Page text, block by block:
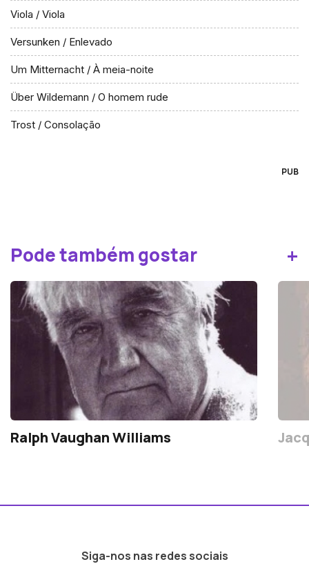
Viola / Viola
Versunken / Enlevado
Um Mitternacht / À meia-noite
Über Wildemann / O homem rude
Trost / Consolação
PUB
Pode também gostar +
Ralph Vaughan Williams
Siga-nos nas redes sociais